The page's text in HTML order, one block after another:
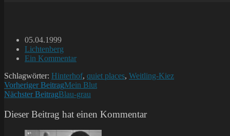
Beitrag
veröffentlicht:
05.04.1999
Beitrags-
Kategorie:
Lichtenberg
Beitrags-
Ein Kommentar
Schlagwörter: Hinterhof, quiet places, Weitling-Kiez
Weitere
Artikel
ansehen
Vorheriger BeitragMein Blut
Nächster BeitragBlau-grau
Dieser Beitrag hat einen Kommentar